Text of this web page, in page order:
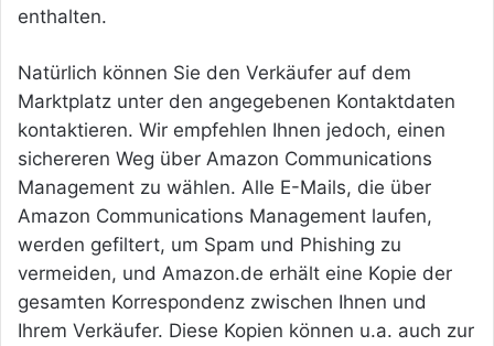
enthalten.
Natürlich können Sie den Verkäufer auf dem
Marktplatz unter den angegebenen Kontaktdaten
kontaktieren. Wir empfehlen Ihnen jedoch, einen
sichereren Weg über Amazon Communications
Management zu wählen. Alle E-Mails, die über
Amazon Communications Management laufen,
werden gefiltert, um Spam und Phishing zu
vermeiden, und Amazon.de erhält eine Kopie der
gesamten Korrespondenz zwischen Ihnen und
Ihrem Verkäufer. Diese Kopien können u.a. auch zur